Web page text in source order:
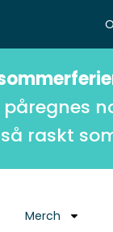
raskt
Merch